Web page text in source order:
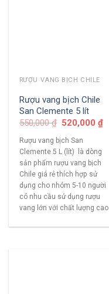
RƯỢU VANG BỊCH CHILE
Rượu vang bịch Chile
San Clemente 5 lít
550,000₫ 520,000₫
Rượu vang bịch San
Clemente 5 L (lít) là dòng
sản phẩm rượu vang bịch
Chile giá rẻ thích hợp sử
dụng cho nhóm 5-10 người
có nhu cầu sử dụng rượu
vang lớn với chất lượng cao